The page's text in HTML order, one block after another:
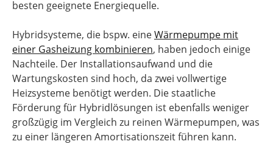
besten geeignete Energiequelle.
Hybridsysteme, die bspw. eineWärmepumpe mit
einer Gasheizung kombinieren, haben jedoch einige
Nachteile. Der Installationsaufwand und die
Wartungskosten sind hoch, da zwei vollwertige
Heizsysteme benötigt werden. Die staatliche
Förderung für Hybridlösungen ist ebenfalls weniger
großzügig im Vergleich zu reinen Wärmepumpen, was
zu einer längeren Amortisationszeit führen kann.